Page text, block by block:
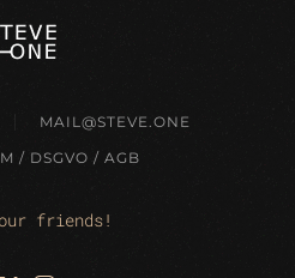
MAIL@STEVE.ONE
/ DSGVO / AGB
friends!